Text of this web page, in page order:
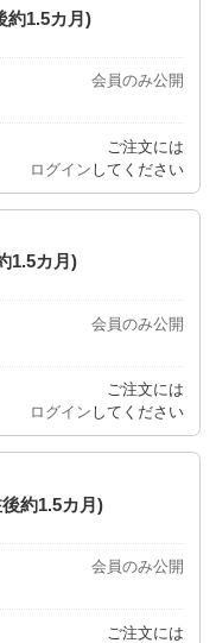
約1.5カ月)
会員のみ公開
ご注文には
ログイン してください
1.5カ月)
会員のみ公開
ご注文には
ログイン してください
約1.5カ月)
会員のみ公開
ご注文には